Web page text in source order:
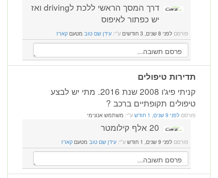
דרך המסך הראשי ללכת לdriving ואז
יש כפתור לאיפוס
פורסם לפני 8 שנים, 3 חודשים ע"י: עידן שם טוב מטעם קארז
תדירות טיפולים
קניתי פיג'ו 2008 שנת 2016. מתי יש לבצע
טיפולים תקופתיים ברכב ?
פורסם לפני 9 שנים, 1 חודש ע"י: משתמש אנונימי
20 אלף קילומטר
פורסם לפני 9 שנים, 1 חודש ע"י: עידן שם טוב מטעם קארז